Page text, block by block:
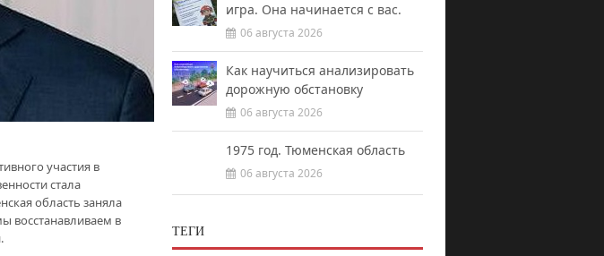
участия в
стала
область заняла
восстанавливаем в
игра. Она начинается с вас.
06 августа 2026
Как научиться анализировать
дорожную обстановку
06 августа 2026
1975 год. Тюменская область
06 августа 2026
ТЕГИ